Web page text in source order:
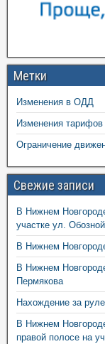
Метки
Изменения в ОДД
Изменения тарифов
Ограничение
Свежие записи
В Нижнем
участке ул. Обозной
В Нижнем
В Нижнем
Пермякова
Нахождение за
В Нижнем
правой полосе на